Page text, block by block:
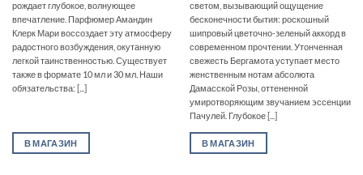
рождает глубокое, волнующее
впечатление. Парфюмер Амандин
Клерк Мари воссоздает эту атмосферу
радостного возбуждения, окутанную
легкой таинственностью. Существует
также в формате 10 мл и 30 мл. Наши
обязательства: [...]
В МАГАЗИН
светом, вызывающий ощущение
бесконечности бытия: роскошный
шипровый цветочно-зеленый аккорд в
современном прочтении. Утонченная
свежесть Бергамота уступает место
женственным нотам абсолюта
Дамасской Розы, оттененной
умиротворяющим звучанием эссенции
Пачулей. Глубокое [...]
В МАГАЗИН